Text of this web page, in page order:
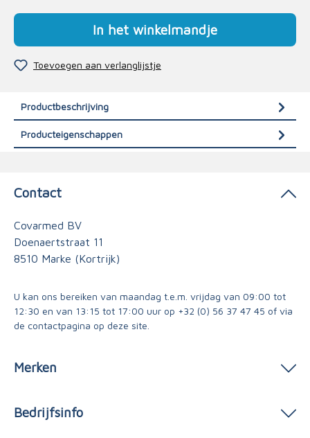
In het winkelmandje
Toevoegen aan verlanglijstje
Productbeschrijving
Producteigenschappen
Contact
Covarmed BV
Doenaertstraat 11
8510 Marke (Kortrijk)
U kan ons bereiken van maandag t.e.m. vrijdag van 09:00 tot
12:30 en van 13:15 tot 17:00 uur op +32 (0) 56 37 47 45 of via
de contactpagina op deze site.
Merken
Bedrijfsinfo